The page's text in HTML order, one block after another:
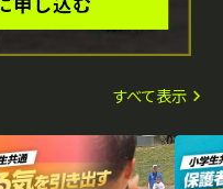
すべて表示